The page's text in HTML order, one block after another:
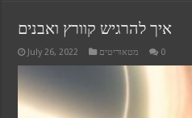
איך להרגיש קוורץ ואבנים
July 26, 2022 מטאוריטים 0